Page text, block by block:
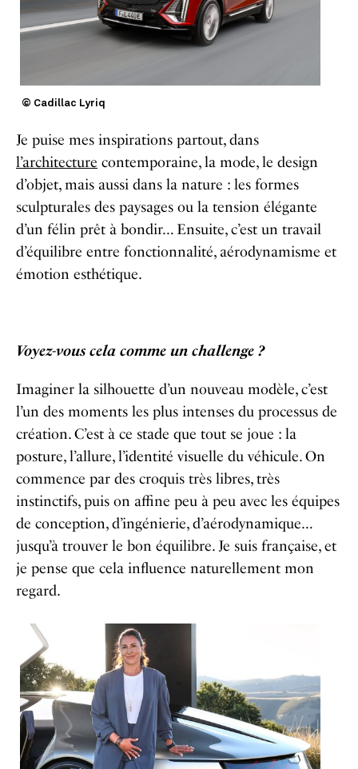
© Cadillac Lyriq
Je puise mes inspirations partout, dans
l’architecture contemporaine, la mode, le design
d’objet, mais aussi dans la nature : les formes
sculpturales des paysages ou la tension élégante
d’un félin prêt à bondir… Ensuite, c’est un travail
d’équilibre entre fonctionnalité, aérodynamisme et
émotion esthétique.
Voyez-vous cela comme un challenge ?
Imaginer la silhouette d’un nouveau modèle, c’est
l’un des moments les plus intenses du processus de
création. C’est à ce stade que tout se joue : la
posture, l’allure, l’identité visuelle du véhicule. On
commence par des croquis très libres, très
instinctifs, puis on affine peu à peu avec les équipes
de conception, d’ingénierie, d’aérodynamique…
jusqu’à trouver le bon équilibre. Je suis française, et
je pense que cela influence naturellement mon
regard.